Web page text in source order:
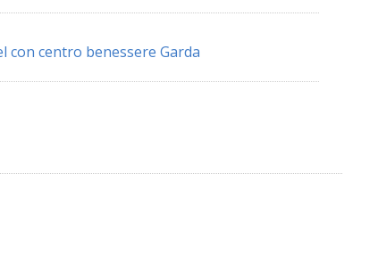
con centro benessere Garda